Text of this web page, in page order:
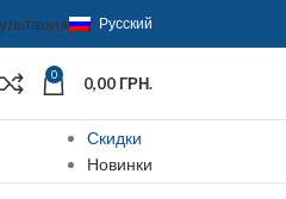
Русский
0 0,00ГРН.
Скидки
Новинки